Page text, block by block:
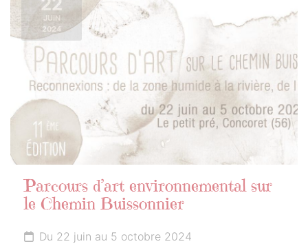
JUIN
2024
Parcours d’art environnemental sur
le Chemin Buissonnier
Du 22 juin au 5 octobre 2024